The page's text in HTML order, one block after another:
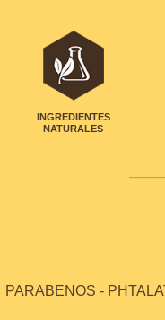
INGREDIENTES
NATURALES
PARABENOS -